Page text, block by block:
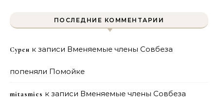
ПОСЛЕДНИЕ КОММЕНТАРИИ
Сурен к записи Вменяемые члены Совбеза
попеняли Помойке
mitasmies к записи Вменяемые члены Совбеза